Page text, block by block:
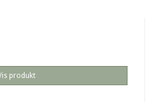
produkt